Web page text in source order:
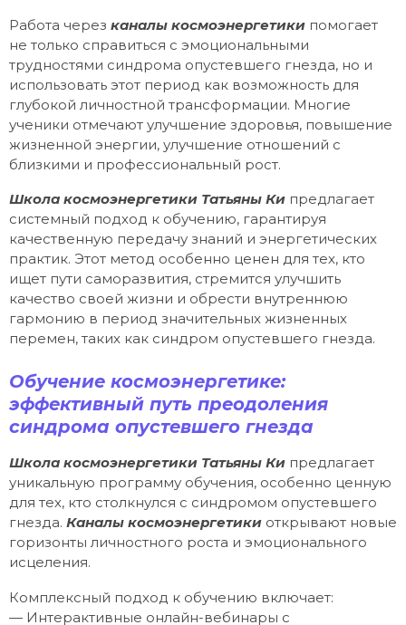
Работа через каналы космоэнергетики помогает
не только справиться с эмоциональными
трудностями синдрома опустевшего гнезда, но и
использовать этот период как возможность для
глубокой личностной трансформации. Многие
ученики отмечают улучшение здоровья, повышение
жизненной энергии, улучшение отношений с
близкими и профессиональный рост.
Школа космоэнергетики Татьяны Ки предлагает
системный подход к обучению, гарантируя
качественную передачу знаний и энергетических
практик. Этот метод особенно ценен для тех, кто
ищет пути саморазвития, стремится улучшить
качество своей жизни и обрести внутреннюю
гармонию в период значительных жизненных
перемен, таких как синдром опустевшего гнезда.
Обучение космоэнергетике:
эффективный путь преодоления
синдрома опустевшего гнезда
Школа космоэнергетики Татьяны Ки предлагает
уникальную программу обучения, особенно ценную
для тех, кто столкнулся с синдромом опустевшего
гнезда. Каналы космоэнергетики открывают новые
горизонты личностного роста и эмоционального
исцеления.
Комплексный подход к обучению включает:
— Интерактивные онлайн-вебинары с